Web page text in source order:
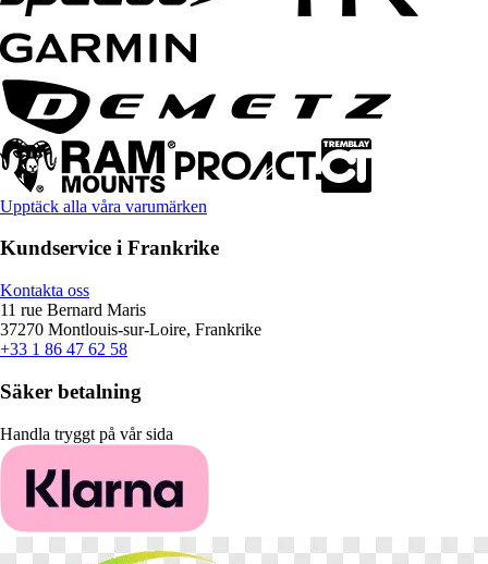
Upptäck alla våra varumärken
Kundservice i Frankrike
Kontakta oss
11 rue Bernard Maris
37270 Montlouis-sur-Loire, Frankrike
+33 1 86 47 62 58
Säker betalning
Handla tryggt på vår sida